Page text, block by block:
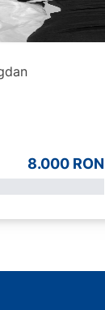
8.000 RON